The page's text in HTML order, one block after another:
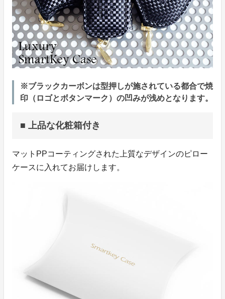
※ブラックカーボンは型押しが施されている都合で焼
印（ロゴとボタンマーク）の凹みが浅めとなります。
■ 上品な化粧箱付き
マットPPコーティングされた上質なデザインのピロー
ケースに入れてお届けします。